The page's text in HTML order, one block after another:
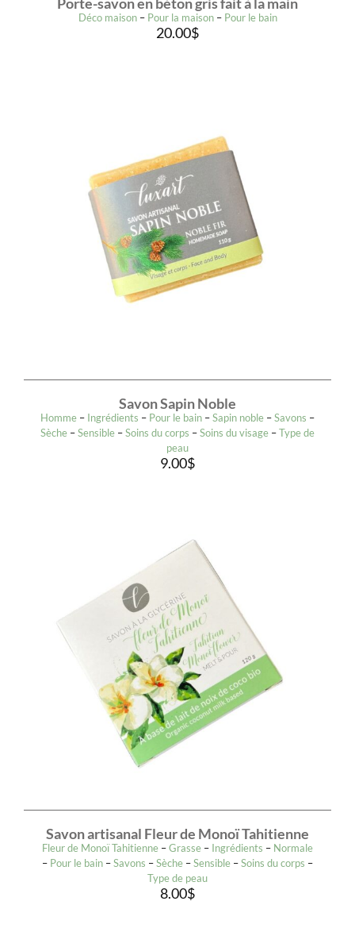
Déco maison– Pour la maison– Pour le bain
20.00$
Savon Sapin Noble
Homme – Ingrédients – Pour le bain –Sapin noble –Savons –
Sèche –Sensible –Soins du corps –Soins du visage –Type de
peau
9.00$
Savon artisanal Fleur de Monoï Tahitienne
Fleur de Monoï Tahitienne –Grasse – Ingrédients – Normale
– Pour le bain –Savons –Sèche –Sensible –Soins du corps –
Type de peau
8.00$